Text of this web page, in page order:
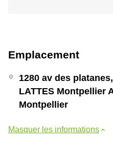
Emplacement
1280 av des
LATTES Montpellier
Montpellier
Masquer les informations